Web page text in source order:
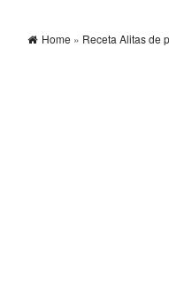
Home » Receta Alitas de